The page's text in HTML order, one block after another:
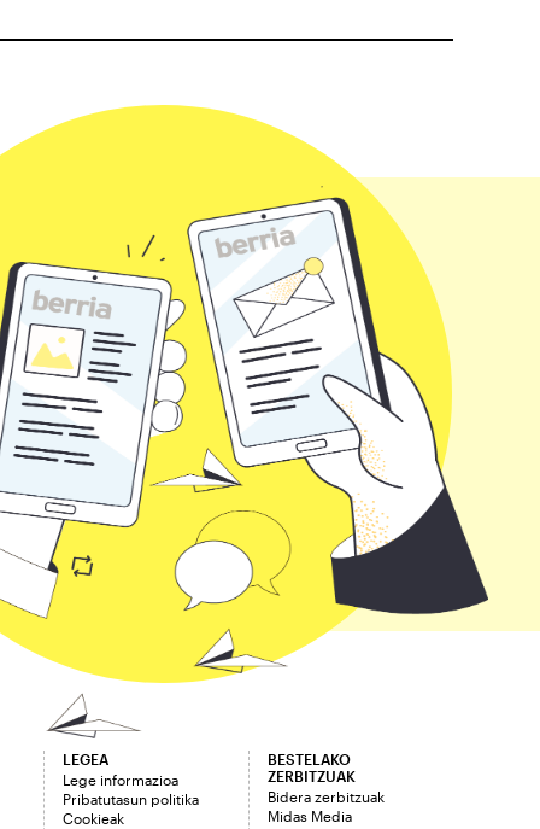
LEGEA
Lege informazioa
Pribatutasun politika
Cookieak
BESTELAKO
ZERBITZUAK
Bidera zerbitzuak
Midas Media